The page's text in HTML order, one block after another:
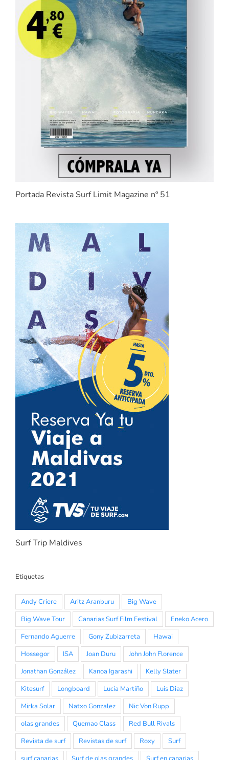
Portada Revista Surf Limit Magazine nº 51
Surf Trip Maldives
Etiquetas
Andy Criere Aritz Aranburu
Big Wave
Big Wave Tour
Canarias Surf Film Festival
Eneko Acero
Fernando Aguerre
Gony Zubizarreta
Hawai
Hossegor
ISA Joan Duru
John John Florence
Jonathan González
Kanoa Igarashi
Kelly Slater
Kitesurf
Longboard Lucia Martiño
Luis Diaz
Mirka Solar
Natxo Gonzalez
Nic Von Rupp
olas grandes
Quemao Class
Red Bull Rivals
Revista de surf
Revistas de surf Roxy
Surf